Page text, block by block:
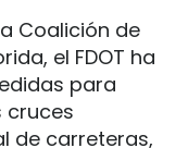
Coalición de
el FDOT ha
para
cruces
de carreteras,